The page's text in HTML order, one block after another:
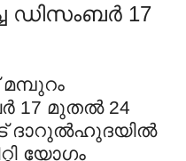
ഡിസംബര്‍ 17
മമ്പുറം
17 മുതല്‍ 24
ദാറുല്‍ഹുദയില്‍
യോഗം